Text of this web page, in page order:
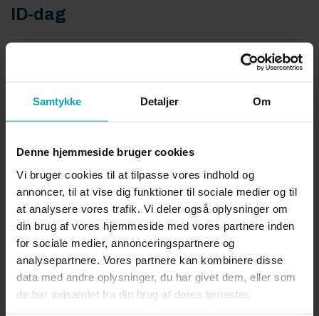
Samtykke Detaljer Om
Denne hjemmeside bruger cookies
Vi bruger cookies til at tilpasse vores indhold og
annoncer, til at vise dig funktioner til sociale medier og til
at analysere vores trafik. Vi deler også oplysninger om
din brug af vores hjemmeside med vores partnere inden
for sociale medier, annonceringspartnere og
analysepartnere. Vores partnere kan kombinere disse
data med andre oplysninger, du har givet dem, eller som
de har indsamlet fra din brug af deres tjenester.
ID-dag
IT-regler, generelt
K